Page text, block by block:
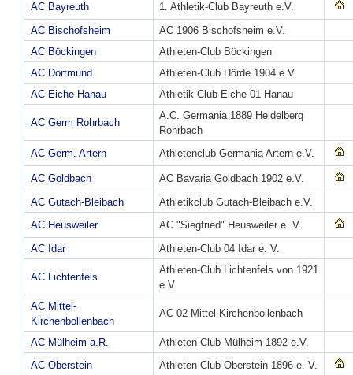
AC Bayreuth
1. Athletik-Club Bayreuth e.V.
AC Bischofsheim
AC 1906 Bischofsheim e.V.
AC Böckingen
Athleten-Club Böckingen
AC Dortmund
Athleten-Club Hörde 1904 e.V.
AC Eiche Hanau
Athletik-Club Eiche 01 Hanau
AC Germ Rohrbach
A.C. Germania 1889 Heidelberg
Rohrbach
AC Germ. Artern
Athletenclub Germania Artern e.V.
AC Goldbach
AC Bavaria Goldbach 1902 e.V.
AC Gutach-Bleibach
Athletikclub Gutach-Bleibach e.V.
AC Heusweiler
AC "Siegfried" Heusweiler e. V.
AC Idar
Athleten-Club 04 Idar e. V.
AC Lichtenfels
Athleten-Club Lichtenfels von 1921
e.V.
AC Mittel-
Kirchenbollenbach
AC 02 Mittel-Kirchenbollenbach
AC Mülheim a.R.
Athleten-Club Mülheim 1892 e.V.
AC Oberstein
Athleten Club Oberstein 1896 e. V.